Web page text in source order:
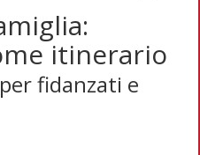
itinerario
fidanzati e